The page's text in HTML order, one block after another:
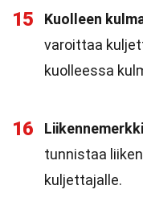
15 Kuolleen
varoittaa
kuolleessa
16
tunnistaa
kuljettajalle.